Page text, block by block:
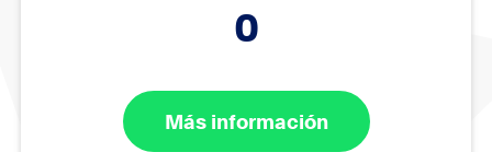
0
Más información